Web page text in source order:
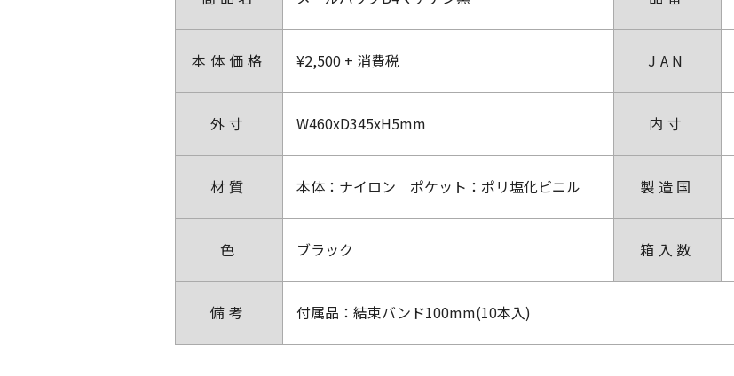
本体価格 ¥2,500 + 消費税 JAN
外寸 W460xD345xH5mm 内寸
材質 本体：ナイロン ポケット：ポリ塩化ビニル 製造国
色 ブラック 箱入数
備考 付属品：結束バンド100mm(10本入)